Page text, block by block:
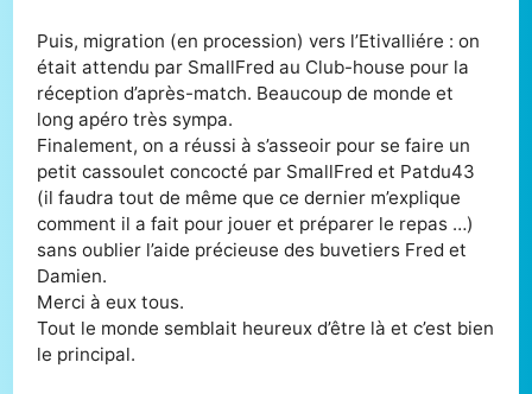
Puis, migration (en procession) vers l’Etivalliére : on
était attendu par SmallFred au Club-house pour la
réception d’après-match. Beaucoup de monde et
long apéro très sympa.
Finalement, on a réussi à s’asseoir pour se faire un
petit cassoulet concocté par SmallFred et Patdu43
(il faudra tout de même que ce dernier m’explique
comment il a fait pour jouer et préparer le repas …)
sans oublier l’aide précieuse des buvetiers Fred et
Damien.
Merci à eux tous.
Tout le monde semblait heureux d’être là et c’est bien
le principal.